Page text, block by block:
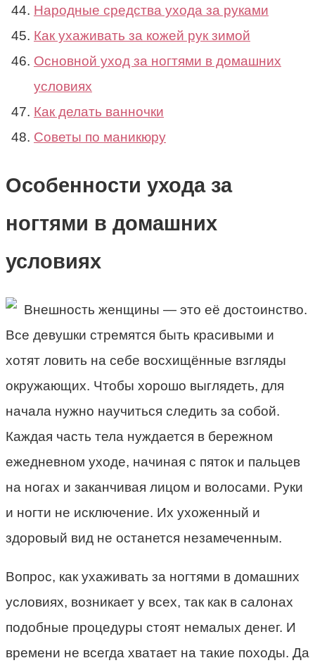
Народные средства ухода за руками
Как ухаживать за кожей рук зимой
Основной уход за ногтями в домашних
условиях
Как делать ванночки
Советы по маникюру
Особенности ухода за
ногтями в домашних
условиях
Внешность женщины — это её достоинство.
Все девушки стремятся быть красивыми и
хотят ловить на себе восхищённые взгляды
окружающих. Чтобы хорошо выглядеть, для
начала нужно научиться следить за собой.
Каждая часть тела нуждается в бережном
ежедневном уходе, начиная с пяток и пальцев
на ногах и заканчивая лицом и волосами. Руки
и ногти не исключение. Их ухоженный и
здоровый вид не останется незамеченным.
Вопрос, как ухаживать за ногтями в домашних
условиях, возникает у всех, так как в салонах
подобные процедуры стоят немалых денег. И
времени не всегда хватает на такие походы. Да